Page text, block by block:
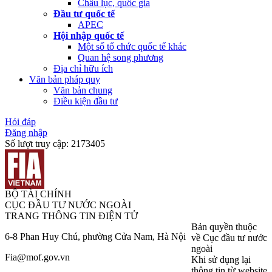
Châu lục, quốc gia
Đầu tư quốc tế
APEC
Hội nhập quốc tế
Một số tổ chức quốc tế khác
Quan hệ song phương
Địa chỉ hữu ích
Văn bản pháp quy
Văn bản chung
Điều kiện đầu tư
Hỏi đáp
Đăng nhập
Số lượt truy cập: 2173405
BỘ TÀI CHÍNH
CỤC ĐẦU TƯ NƯỚC NGOÀI
TRANG THÔNG TIN ĐIỆN TỬ
6-8 Phan Huy Chú, phường Cửa Nam, Hà Nội
Fia@mof.gov.vn
Bản quyền thuộc
về Cục đầu tư nước
ngoài
Khi sử dụng lại